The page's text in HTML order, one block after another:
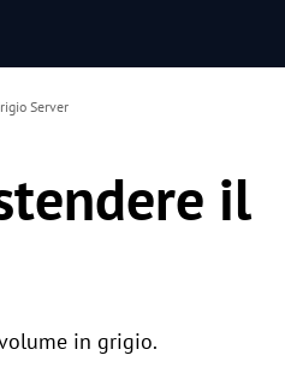
Server
il
in grigio.